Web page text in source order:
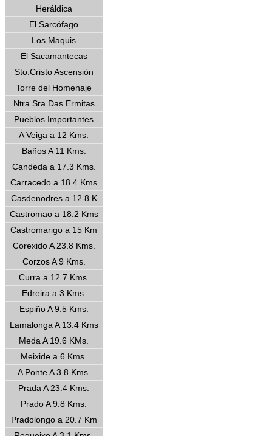
Heráldica
El Sarcófago
Los Maquis
El Sacamantecas
Sto.Cristo Ascensión
Torre del Homenaje
Ntra.Sra.Das Ermitas
Pueblos Importantes
A Veiga a 12 Kms.
Baños A 11 Kms.
Candeda a 17.3 Kms.
Carracedo a 18.4 Kms
Casdenodres a 12.8 K
Castromao a 18.2 Kms
Castromarigo a 15 Km
Corexido A 23.8 Kms.
Corzos A 9 Kms.
Curra a 12.7 Kms.
Edreira a 3 Kms.
Espiño A 9.5 Kms.
Lamalonga A 13.4 Kms
Meda A 19.6 KMs.
Meixide a 6 Kms.
A Ponte A 3.8 Kms.
Prada A 23.4 Kms.
Prado A 9.8 Kms.
Pradolongo a 20.7 Km